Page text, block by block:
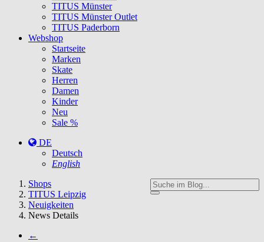
TITUS Münster
TITUS Münster Outlet
TITUS Paderborn
Webshop
Startseite
Marken
Skate
Herren
Damen
Kinder
Neu
Sale %
DE
Deutsch
English
here:
Shops
TITUS Leipzig
Neuigkeiten
News Details
←